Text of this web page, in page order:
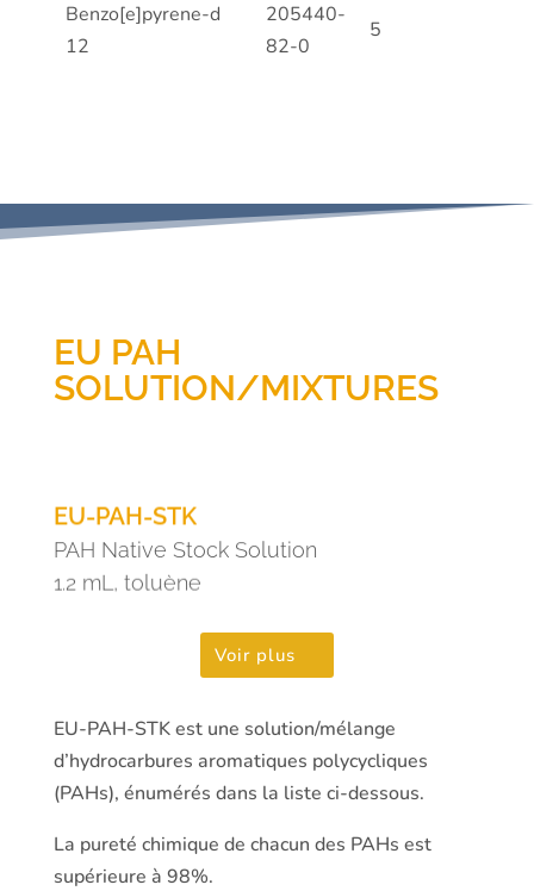
Benzo[e]pyrene-d
12
205440-
82-0
5
EU PAH
SOLUTION/MIXTURES
EU-PAH-STK
PAH Native Stock Solution
1.2 mL, toluène
Voir plus
EU-PAH-STK est une solution/mélange
d’hydrocarbures aromatiques polycycliques
(PAHs), énumérés dans la liste ci-dessous.
La pureté chimique de chacun des PAHs est
supérieure à 98%.